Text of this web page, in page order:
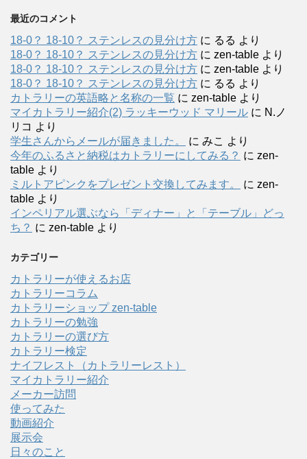
最近のコメント
18-0？ 18-10？ ステンレスの見分け方 に るる より
18-0？ 18-10？ ステンレスの見分け方 に zen-table より
18-0？ 18-10？ ステンレスの見分け方 に zen-table より
18-0？ 18-10？ ステンレスの見分け方 に るる より
カトラリーの英語略と名称の一覧 に zen-table より
マイカトラリー紹介(2) ラッキーウッド マリール に N.ノ
リコ より
学生さんからメールが届きました。
に みこ より
今年のふるさと納税はカトラリーにしてみる？ に zen-
table より
ミルトアピンクをプレゼント交換してみます。
に zen-
table より
インペリアル選ぶなら「ディナー」と「テーブル」どっ
ち？ に zen-table より
カテゴリー
カトラリーが使えるお店
カトラリーコラム
カトラリーショップ zen-table
カトラリーの勉強
カトラリーの選び方
カトラリー検定
ナイフレスト（カトラリーレスト）
マイカトラリー紹介
メーカー訪問
使ってみた
動画紹介
展示会
日々のこと